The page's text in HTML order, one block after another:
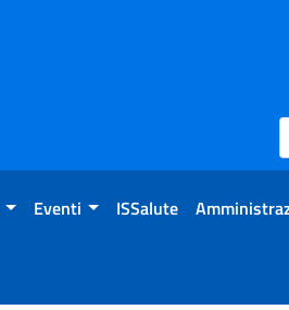
Eventi ISSalute